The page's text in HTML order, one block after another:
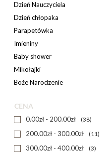
Dzień Nauczyciela
Dzień chłopaka
Parapetówka
Imieniny
Baby shower
Mikołajki
Boże Narodzenie
CENA
0.00zł - 200.00zł 38
200.00zł - 300.00zł 11
300.00zł - 400.00zł 3